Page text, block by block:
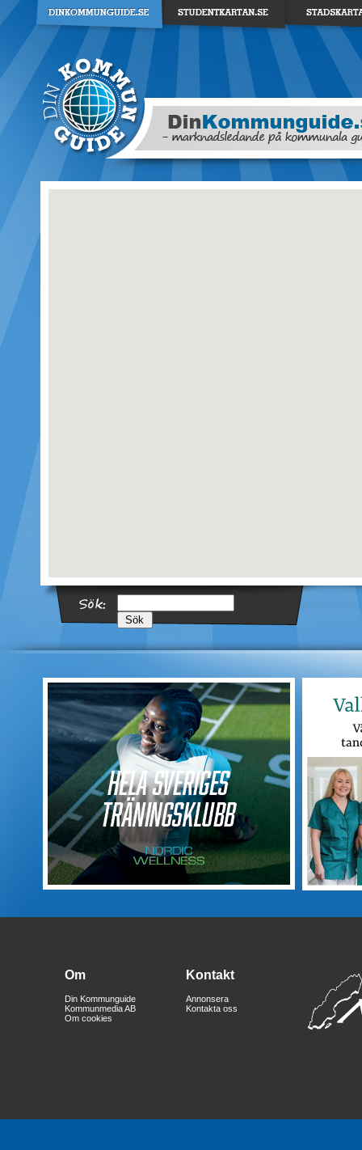
Om
Din Kommunguide
Kommunmedia AB
Om cookies
Kontakt
Annonsera
Kontakta oss